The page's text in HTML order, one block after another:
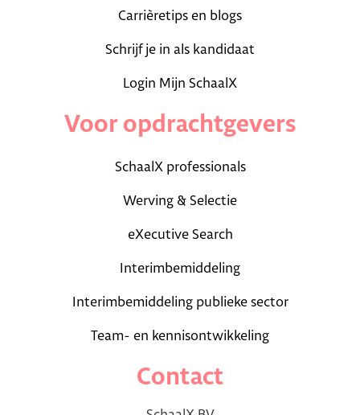
Carrièretips en blogs
Schrijf je in als kandidaat
Login Mijn SchaalX
Voor opdrachtgevers
SchaalX professionals
Werving & Selectie
eXecutive Search
Interimbemiddeling
Interimbemiddeling publieke sector
Team- en kennisontwikkeling
Contact